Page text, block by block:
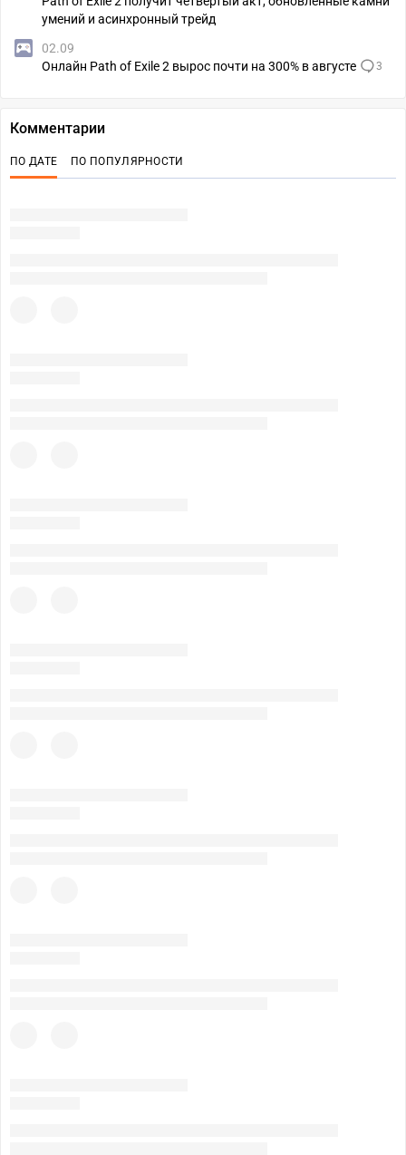
умений и асинхронный трейд
02.09
Онлайн Path of Exile 2 вырос почти на 300% в августе
3
Комментарии
ПО ДАТЕ ПО ПОПУЛЯРНОСТИ